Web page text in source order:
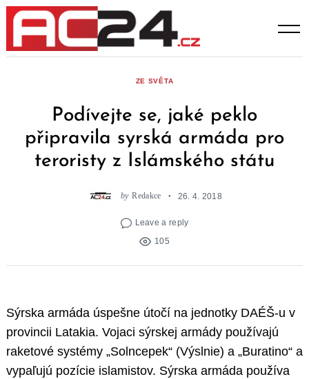
Skip
content
ZE SVĚTA
Podívejte se, jaké peklo
připravila syrská armáda pro
teroristy z Islámského státu
by Redakce 26. 4. 2018
Leave a reply
105
Sýrska armáda úspešne útočí na jednotky DAÉŠ-u v
provincii Latakia. Vojaci sýrskej armády používajú
raketové systémy „Solncepek“ (Výslnie) a „Buratino“ a
vypaľujú pozície islamistov. Sýrska armáda používa